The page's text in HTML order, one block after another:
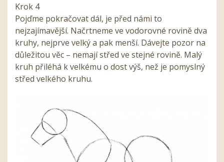
Krok 4
Pojďme pokračovat dál, je před námi to
nejzajímavější. Načrtneme ve vodorovné rovině dva
kruhy, nejprve velký a pak menší. Dávejte pozor na
důležitou věc – nemají střed ve stejné rovině. Malý
kruh přiléhá k velkému o dost výš, než je pomyslný
střed velkého kruhu.